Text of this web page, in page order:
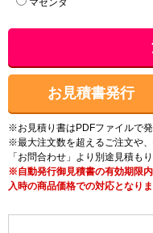
マゼンタ
お見積書発行
※お見積り書はPDFファイルで発
※最大注文数を超えるご注文や
「お問合わせ」より別途見積も
※自動発行御見積書の有効期限
入時の商品価格での対応となりま